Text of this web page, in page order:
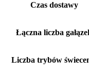
Czas dostawy
Łączna liczba
Liczba trybów